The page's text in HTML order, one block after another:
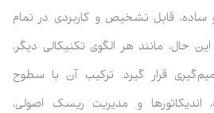
ساده، قابل تشخیص و کاربردی در تمام
این حال، مانند هر الگوی تکنیکالی دیگر،
قرار گیرد. ترکیب آن با سطوح
و مدیریت ریسک اصولی،